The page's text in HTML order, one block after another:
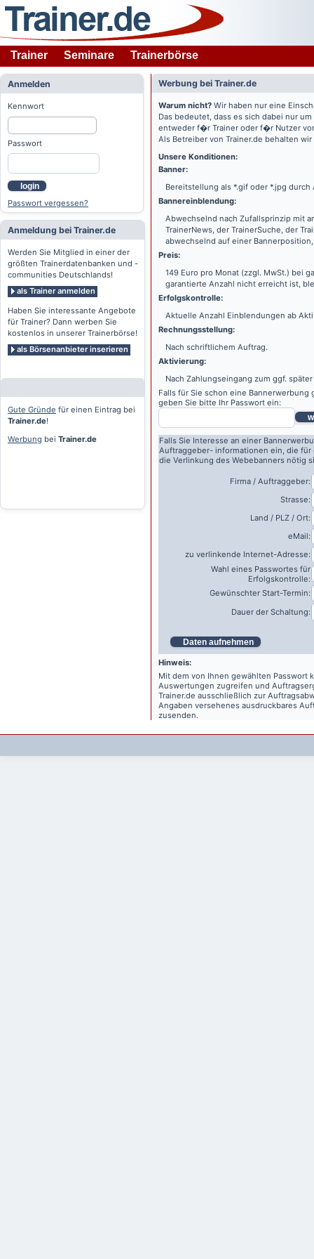
Trainer Seminare Trainerbörse
Anmelden
Kennwort
Passwort
login
Passwort vergessen?
Anmeldung bei Trainer.de
Werden Sie Mitglied in einer der
größten Trainerdatenbanken und -
communities Deutschlands!
als Trainer anmelden
Haben Sie interessante Angebote
für Trainer? Dann werben Sie
kostenlos in unserer Trainerbörse!
als Börsenanbieter inserieren
Gute Gründe für einen Eintrag bei
Trainer.de!
Werbung bei Trainer.de
Werbung bei Trainer.de
Warum nicht? Wir haben nur eine
Das bedeutet, dass es sich dabei nur
entweder f�r Trainer oder f�r Nutzer
Als Betreiber von Trainer.de behalten
Unsere Konditionen:
Banner:
Bereitstellung als *.gif oder *.jpg durch
Bannereinblendung:
Abwechselnd nach Zufallsprinzip mit
TrainerNews, der TrainerSuche, der
abwechselnd auf einer
Preis:
149 Euro pro Monat (zzgl. MwSt.) bei
garantierte Anzahl nicht erreicht ist,
Erfolgskontrolle:
Aktuelle Anzahl Einblendungen ab
Rechnungsstellung:
Nach schriftlichem Auftrag.
Aktivierung:
Nach Zahlungseingang zum ggf.
Falls für Sie schon eine Bannerwerbung
geben Sie bitte Ihr Passwort ein:
Falls Sie Interesse an einer
Auftraggeber- informationen ein, die
die Verlinkung des Webebanners nötig
Firma / Auftraggeber:
Strasse:
Land / PLZ / Ort:
eMail:
zu verlinkende Internet-Adresse:
Wahl eines Passwortes für
Erfolgskontrolle:
Gewünschter Start-Termin:
Dauer der Schaltung:
Daten aufnehmen
Hinweis:
Mit dem von Ihnen gewählten Passwort
Auswertungen zugreifen und
Trainer.de ausschließlich zur
Angaben versehenes ausdruckbares
zusenden.